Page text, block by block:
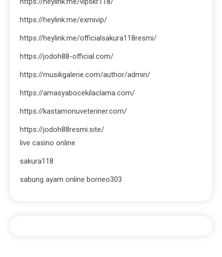
https://heylink.me/exmivip/
https://heylink.me/officialsakura118resmi/
https://jodoh88-official.com/
https://musikgalerie.com/author/admin/
https://amasyabocekilaclama.com/
https://kastamonuveteriner.com/
https://jodoh88resmi.site/
live casino online
sakura118
sabung ayam online borneo303